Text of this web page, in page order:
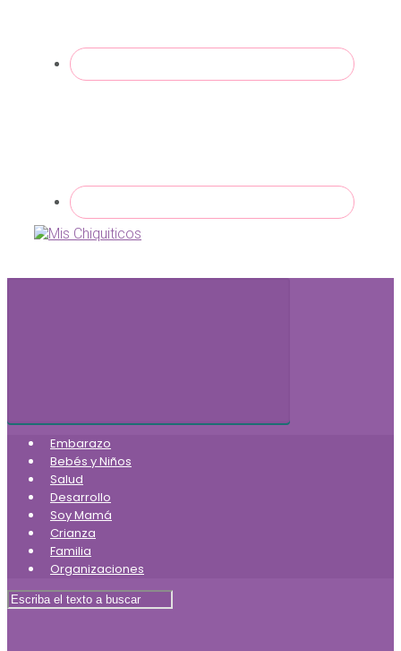
Embarazo
Bebés y Niños
Salud
Desarrollo
Soy Mamá
Crianza
Familia
Organizaciones